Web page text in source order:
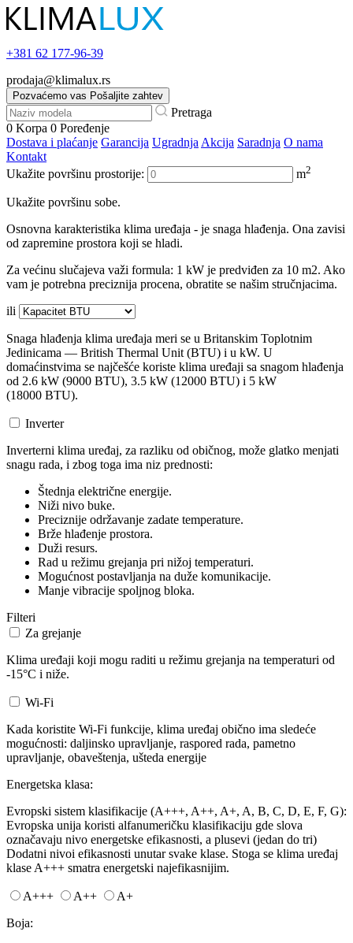
+381 62 177-96-39
prodaja@klimalux.rs
Pozvaćemo vas Pošaljite zahtev
Pretraga
0 Korpa 0 Poređenje
Dostava i plaćanje Garancija Ugradnja Akcija Saradnja O nama
Kontakt
Ukažite površinu prostorije:
m2
Ukažite površinu sobe.
Osnovna karakteristika klima uređaja - je snaga hlađenja. Ona zavisi
od zapremine prostora koji se hladi.
Za većinu slučajeva važi formula: 1 kW je predviđen za 10 m2. Ako
vam je potrebna preciznija procena, obratite se našim stručnjacima.
ili
Snaga hlađenja klima uređaja meri se u Britanskim Toplotnim
Jedinicama — British Thermal Unit (BTU) i u kW. U
domaćinstvima se najčešće koriste klima uređaji sa snagom hlađenja
od 2.6 kW (9000 BTU), 3.5 kW (12000 BTU) i 5 kW
(18000 BTU).
Inverter
Inverterni klima uređaj, za razliku od običnog, može glatko menjati
snagu rada, i zbog toga ima niz prednosti:
Štednja električne energije.
Niži nivo buke.
Preciznije održavanje zadate temperature.
Brže hlađenje prostora.
Duži resurs.
Rad u režimu grejanja pri nižoj temperaturi.
Mogućnost postavljanja na duže komunikacije.
Manje vibracije spoljnog bloka.
Filteri
Za grejanje
Klima uređaji koji mogu raditi u režimu grejanja na temperaturi od
-15°C i niže.
Wi-Fi
Kada koristite Wi-Fi funkcije, klima uređaj obično ima sledeće
mogućnosti: daljinsko upravljanje, raspored rada, pametno
upravljanje, obaveštenja, ušteda energije
Energetska klasa:
Evropski sistem klasifikacije (A+++, A++, A+, A, B, C, D, E, F, G):
Evropska unija koristi alfanumeričku klasifikaciju gde slova
označavaju nivo energetske efikasnosti, a plusevi (jedan do tri)
Dodatni nivoi efikasnosti unutar svake klase. Stoga se klima uređaj
klase A+++ smatra energetski najefikasnijim.
A+++ A++
A+
Boja: